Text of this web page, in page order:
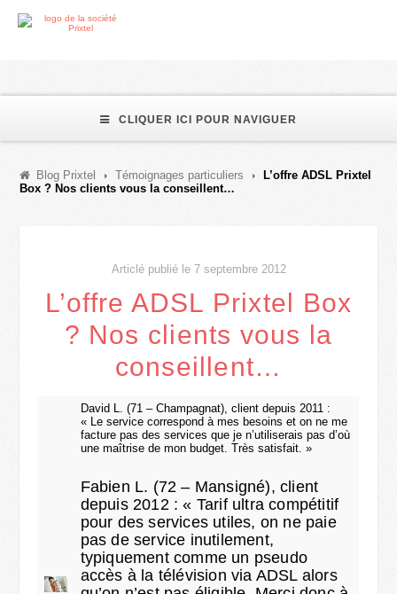
CLIQUER ICI POUR NAVIGUER
Blog Prixtel Témoignages particuliers
L’offre ADSL Prixtel
Box ? Nos clients vous la conseillent…
Articlé publié le 7 septembre 2012
L’offre ADSL Prixtel Box
? Nos clients vous la
conseillent…
David L. (71 – Champagnat), client depuis 2011 :
« Le service correspond à mes besoins et on ne me
facture pas des services que je n’utiliserais pas d’où
une maîtrise de mon budget. Très satisfait. »
Fabien L. (72 – Mansigné), client
depuis 2012 : « Tarif ultra compétitif
pour des services utiles, on ne paie
pas de service inutilement,
typiquement comme un pseudo
accès à la télévision via ADSL alors